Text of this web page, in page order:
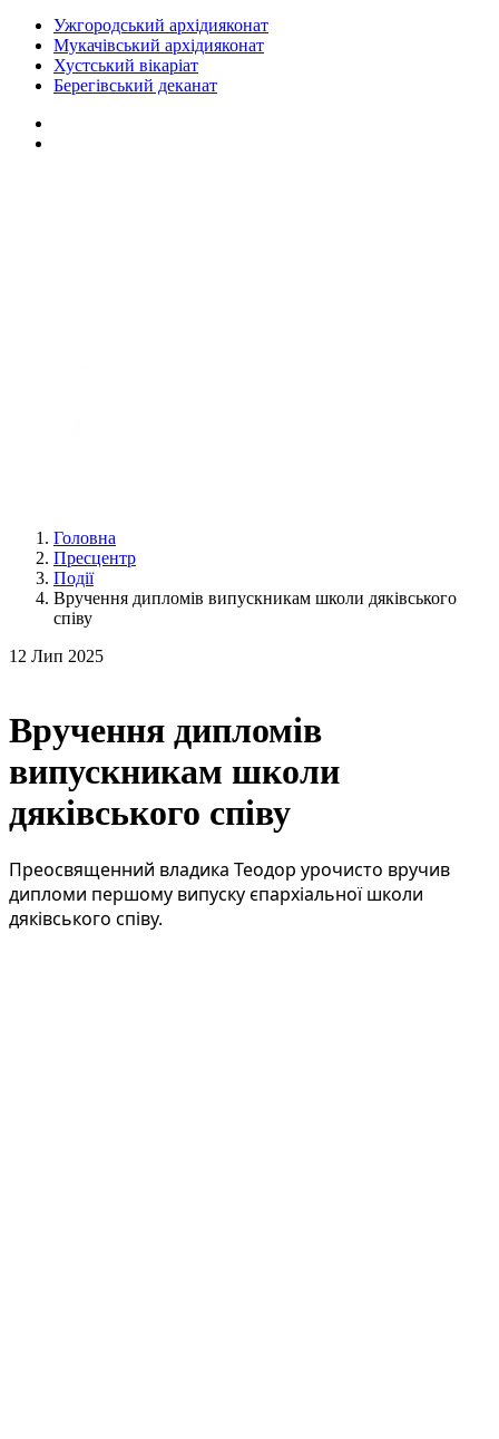
Ужгородський архідияконат
Мукачівський архідияконат
Хустський вікаріат
Берегівський деканат
Головна
Пресцентр
Події
Вручення дипломів випускникам школи дяківського
співу
12 Лип 2025
Вручення дипломів
випускникам школи
дяківського співу
Преосвященний владика Теодор урочисто вручив
дипломи першому випуску єпархіальної школи
дяківського співу.